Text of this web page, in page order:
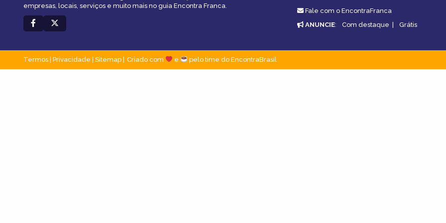
empresas, locais, serviços e muito mais no guia Encontra Franca.
Fale com o EncontraFranca
ANUNCIE: Com destaque | Grátis
Termos Privacidade Sitemap Criado com e pelo time do EncontraBrasil